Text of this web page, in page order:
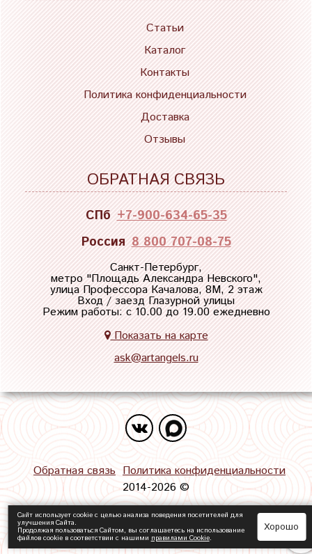
Статьи
Каталог
Контакты
Политика конфиденциальности
Доставка
Отзывы
ОБРАТНАЯ СВЯЗЬ
СПб +7-900-634-65-35
Россия 8 800 707-08-75
Санкт-Петербург,
метро "Площадь Александра Невского",
улица Профессора Качалова, 8М, 2 этаж
Вход / заезд Глазурной улицы
Режим работы: с 10.00 до 19.00 ежедневно
Показать на карте
ask@artangels.ru
Обратная связь Политика конфиденциальности
2014-2026 ©
Сайт использует cookie с целью анализа поведения посетителей для
улучшения Сайта.
Продолжая пользоваться Сайтом, вы соглашаетесь на использование
файлов cookie в соответствии с нашими правилами Сookie.
Хорошо